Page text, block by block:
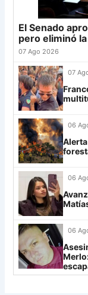
Grupo G
Mirassol
Lanús
Always Ready
Grupo H
IDV
Rosario Central
UCV FC
Libertad
Atl.
Newell's
26 Central
27 Platense
28 Riestra
29 Aldosivi
30 Estudiantes
El Senado
pero eliminó
07 Ago 2026
07
06
06
06